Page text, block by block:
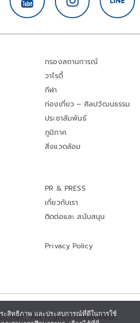
กรองสถานการณ์
วาไรตี้
กีฬา
ท่องเที่ยว – ศิลปวัฒนธรรม
ประชาสัมพันธ์
ภูมิภาค
สิ่งแวดล้อม
PR & PRESS
เกี่ยวกับเรา
ติดต่อและ สนับสนุน
Privacy Policy
All rights reserved.,
ะสิทธิภาพ และประสบการณ์ที่ดีในการใช้